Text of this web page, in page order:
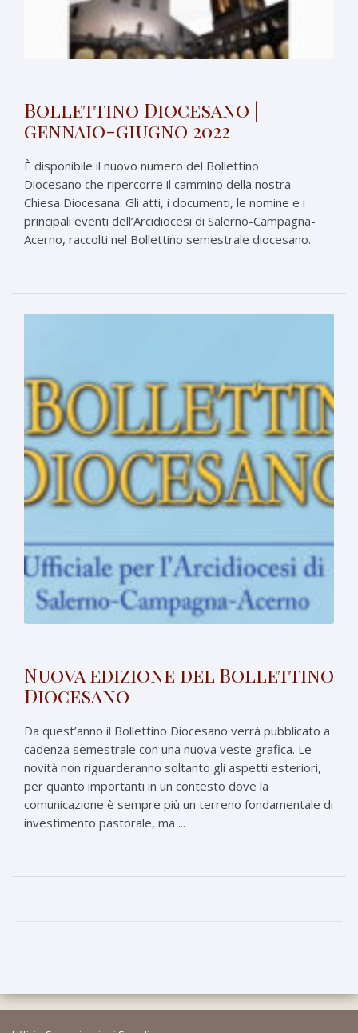
Bollettino Diocesano |
gennaio-giugno 2022
È disponibile il nuovo numero del Bollettino
Diocesano che ripercorre il cammino della nostra
Chiesa Diocesana. Gli atti, i documenti, le nomine e i
principali eventi dell’Arcidiocesi di Salerno-Campagna-
Acerno, raccolti nel Bollettino semestrale diocesano.
Nuova edizione del Bollettino
Diocesano
Da quest’anno il Bollettino Diocesano verrà pubblicato a
cadenza semestrale con una nuova veste grafica. Le
novità non riguarderanno soltanto gli aspetti esteriori,
per quanto importanti in un contesto dove la
comunicazione è sempre più un terreno fondamentale di
investimento pastorale, ma ...